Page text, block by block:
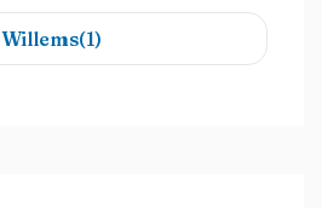
Willems(1)